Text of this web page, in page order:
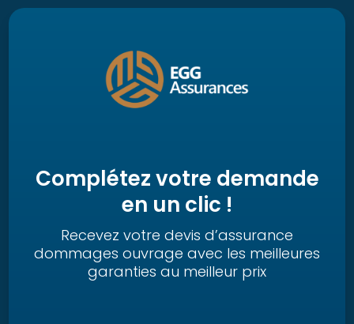
Complétez votre demande
en un clic !
Recevez votre devis d’assurance
dommages ouvrage avec les meilleures
garanties au meilleur prix